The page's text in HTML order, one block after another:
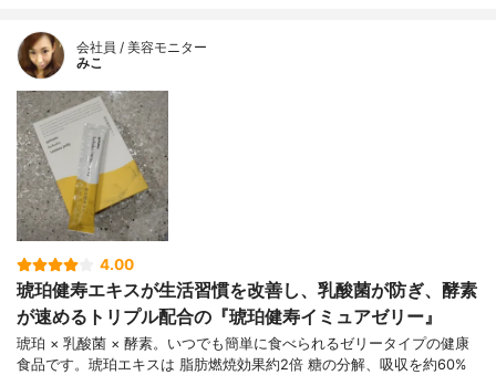
会社員 / 美容モニター
みこ
4.00
琥珀健寿エキスが生活習慣を改善し、乳酸菌が防ぎ、酵素
が速めるトリプル配合の『琥珀健寿イミュアゼリー』
琥珀 × 乳酸菌 × 酵素。いつでも簡単に食べられるゼリータイプの健康
食品です。琥珀エキスは 脂肪燃焼効果約2倍 糖の分解、吸収を約60%